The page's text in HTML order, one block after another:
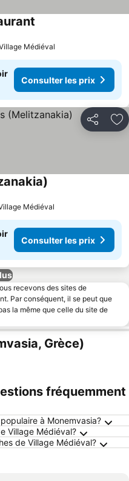
les prix
Médiéval
Consulter les prix
Partager
Médiéval
Consulter les prix
recevons des sites de
Par conséquent, il se peut que
la même que celle du site de
Grèce)
fréquemment
à Monemvasia?
Village Médiéval?
de Village Médiéval?